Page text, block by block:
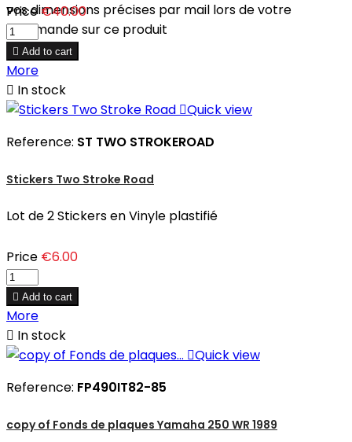
vos dimensions précises par mail lors de votre
commande sur ce produit
Price €40.00
 Add to cart
More
 In stock
Quick view
Reference: ST TWO STROKEROAD
Stickers Two Stroke Road
Lot de 2 Stickers en Vinyle plastifié
Price €6.00
 Add to cart
More
 In stock
Quick view
Reference: FP490IT82-85
copy of Fonds de plaques Yamaha 250 WR 1989